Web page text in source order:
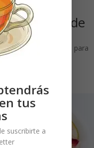
Té de
estar registrado para
precios
tus
suscribirte a